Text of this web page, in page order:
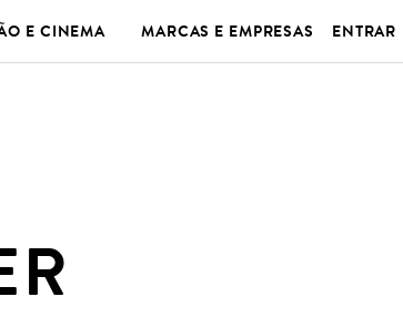
E CINEMA MARCAS E EMPRESAS ENTRAR